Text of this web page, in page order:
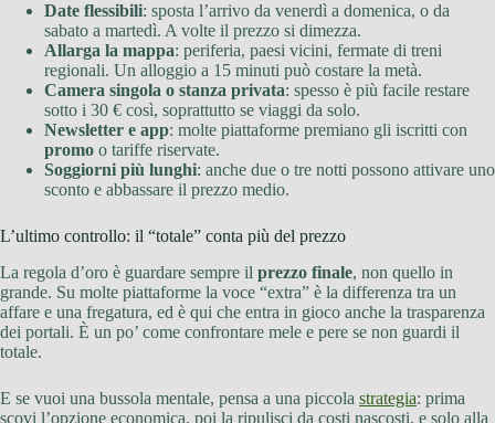
Date flessibili: sposta l’arrivo da venerdì a domenica, o da
sabato a martedì. A volte il prezzo si dimezza.
Allarga la mappa: periferia, paesi vicini, fermate di treni
regionali. Un alloggio a 15 minuti può costare la metà.
Camera singola o stanza privata: spesso è più facile restare
sotto i 30 € così, soprattutto se viaggi da solo.
Newsletter e app: molte piattaforme premiano gli iscritti con
promo o tariffe riservate.
Soggiorni più lunghi: anche due o tre notti possono attivare uno
sconto e abbassare il prezzo medio.
L’ultimo controllo: il “totale” conta più del prezzo
La regola d’oro è guardare sempre il prezzo finale, non quello in
grande. Su molte piattaforme la voce “extra” è la differenza tra un
affare e una fregatura, ed è qui che entra in gioco anche la trasparenza
dei portali. È un po’ come confrontare mele e pere se non guardi il
totale.
E se vuoi una bussola mentale, pensa a una piccola strategia: prima
scovi l’opzione economica, poi la ripulisci da costi nascosti, e solo alla